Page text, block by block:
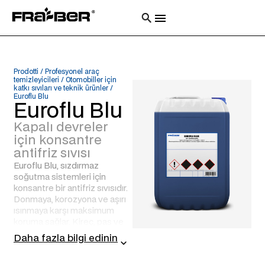
Prodotti / Profesyonel araç
temizleyicileri / Otomobiller için
katkı sıvıları ve teknik ürünler/
Euroflu Blu
Euroflu Blu
Kapalı devreler
için konsantre
antifriz sıvısı
Euroflu Blu, sızdırmaz
soğutma sistemleri için
konsantre bir antifriz sıvısıdır.
Donmaya, korozyona ve aşırı
ısınmaya karşı maksimum
köpük oluşumunu önler ve
metal bileşenlerin, kauçuk ve
Daha fazla bilgi edinin